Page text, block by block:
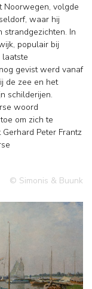
Noorwegen, volgde
waar hij
In
populair bij
laatste
gevist werd vanaf
de zee en het
schilderijen.
woord
om zich te
Peter Frantz
© Simonis & Buunk